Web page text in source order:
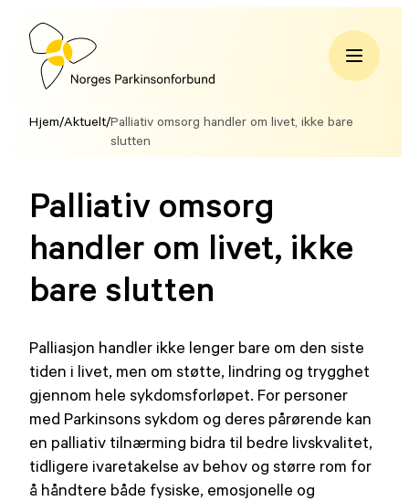
Hopp
innholdNorges
Hjem/Aktuelt/Palliativ omsorg handler om livet, ikke bare
slutten
Palliativ omsorg
handler om livet, ikke
bare slutten
Palliasjon handler ikke lenger bare om den siste
tiden i livet, men om støtte, lindring og trygghet
gjennom hele sykdomsforløpet. For personer
med Parkinsons sykdom og deres pårørende kan
en palliativ tilnærming bidra til bedre livskvalitet,
tidligere ivaretakelse av behov og større rom for
å håndtere både fysiske, emosjonelle og